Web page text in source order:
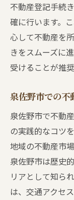
不動産登記手続
確に行います。
心して不動産を
きをスムーズに
受けることが推奨
泉佐野市での不
泉佐野市で不動
の実践的なコツ
地域の不動産市
泉佐野市は歴史
リアとして知ら
は、交通アクセ